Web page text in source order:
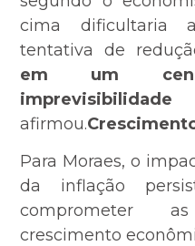
cima dificultaria
tentativa de
em um
afirmou.
Para Moraes, o
da inflação
comprometer
crescimento